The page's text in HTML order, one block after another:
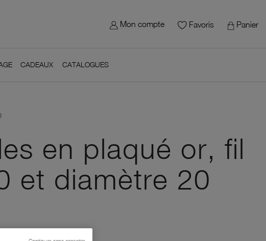
Mon compte
Favoris Panier
CADEAUX CATALOGUES
à vos favoris
en plaqué or, fil
et diamètre 20